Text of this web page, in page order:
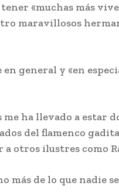
«muchas más
maravillosos
general y «en
ha llevado a estar
del flamenco
a otros ilustres como
de lo que nadie